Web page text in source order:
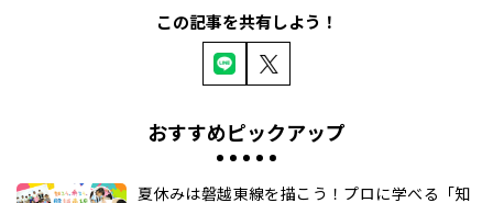
この記事を共有しよう！
おすすめピックアップ
夏休みは磐越東線を描こう！プロに学べる「知